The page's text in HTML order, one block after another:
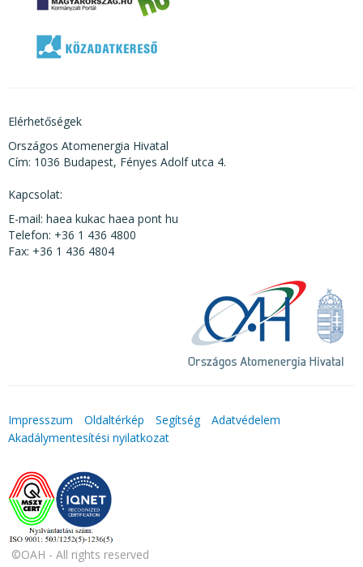
Elérhetőségek
Országos Atomenergia Hivatal
Cím: 1036 Budapest, Fényes Adolf utca 4.
Kapcsolat:
E-mail: haea kukac haea pont hu
Telefon: +36 1 436 4800
Fax: +36 1 436 4804
Impresszum Oldaltérkép Segítség
Adatvédelem
Akadálymentesítési nyilatkozat
©OAH - All rights reserved